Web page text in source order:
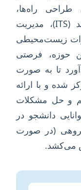
طراحی راه‌ها،
سیستم‌های حمل و نقل هوشمند (ITS)، مدیریت
زیست‌محیطی
حوزه، فرصتی
تا به صورت
شده و با ارائه
و حل مشکلات
دانشجو در
(در صورت
می‌کشد.